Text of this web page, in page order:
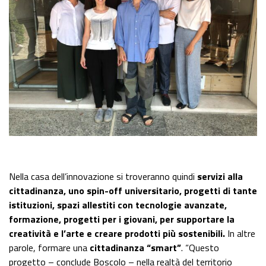
Nella casa dell’innovazione si troveranno quindi servizi alla
cittadinanza, uno spin-off universitario, progetti di tante
istituzioni, spazi allestiti con tecnologie avanzate,
formazione, progetti per i giovani, per supportare la
creatività e l’arte e creare prodotti più sostenibili. In altre
parole, formare una cittadinanza “smart”. “Questo
progetto – conclude Boscolo – nella realtà del territorio